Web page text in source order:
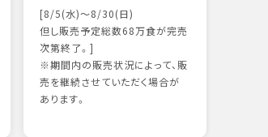
[8/5(水)～8/30(日)
但し販売予定総数68万食が完売
次第終了。]
※期間内の販売状況によって、販
売を継続させていただく場合が
あります。